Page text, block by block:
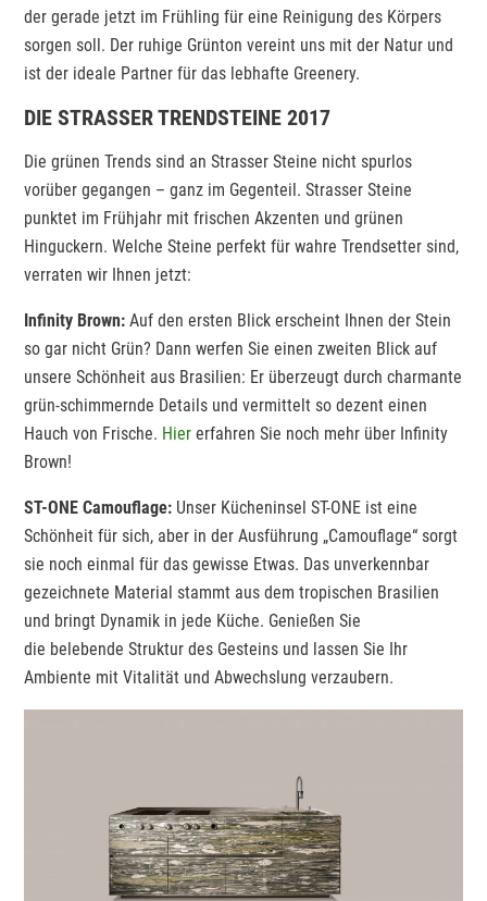
der gerade jetzt im Frühling für eine Reinigung des Körpers
sorgen soll. Der ruhige Grünton vereint uns mit der Natur und
ist der ideale Partner für das lebhafte Greenery.
DIE STRASSER TRENDSTEINE 2017
Die grünen Trends sind an Strasser Steine nicht spurlos
vorüber gegangen – ganz im Gegenteil. Strasser Steine
punktet im Frühjahr mit frischen Akzenten und grünen
Hinguckern. Welche Steine perfekt für wahre Trendsetter sind,
verraten wir Ihnen jetzt:
Infinity Brown: Auf den ersten Blick erscheint Ihnen der Stein
so gar nicht Grün? Dann werfen Sie einen zweiten Blick auf
unsere Schönheit aus Brasilien: Er überzeugt durch charmante
grün-schimmernde Details und vermittelt so dezent einen
Hauch von Frische. Hier erfahren Sie noch mehr über Infinity
Brown!
ST-ONE Camouflage: Unser Kücheninsel ST-ONE ist eine
Schönheit für sich, aber in der Ausführung „Camouflage“ sorgt
sie noch einmal für das gewisse Etwas. Das unverkennbar
gezeichnete Material stammt aus dem tropischen Brasilien
und bringt Dynamik in jede Küche. Genießen Sie
die belebende Struktur des Gesteins und lassen Sie Ihr
Ambiente mit Vitalität und Abwechslung verzaubern.